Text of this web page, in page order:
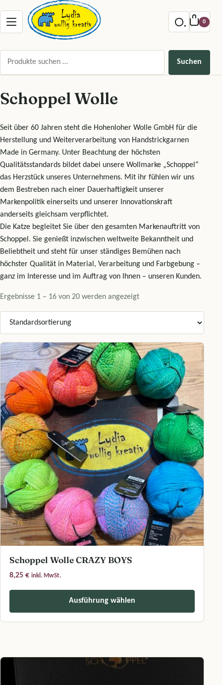
Zum Inhalt springen
Menu offnen
0
Suchen
Schoppel Wolle
Seit über 60 Jahren steht die Hohenloher Wolle GmbH für die
Herstellung und Weiterverarbeitung von Handstrickgarnen
Made in Germany. Unter Beachtung der höchsten
Qualitätsstandards bildet dabei unsere Wollmarke „Schoppel“
das Herzstück unseres Unternehmens. Mit ihr fühlen wir uns
dem Bestreben nach einer Dauerhaftigkeit unserer
Markenpolitik einerseits und unserer Innovationskraft
anderseits gleichsam verpflichtet.
Die Katze begleitet Sie über den gesamten Markenauftritt von
Schoppel. Sie genießt inzwischen weltweite Bekanntheit und
Beliebtheit und steht für unser ständiges Bemühen nach
höchster Qualität in Material, Verarbeitung und Farbgebung –
ganz im Interesse und im Auftrag von Ihnen – unseren Kunden.
Ergebnisse 1 – 16 von 20 werden angezeigt
Schoppel Wolle CRAZY BOYS
8,25 € inkl. MwSt.
Ausführung wählen